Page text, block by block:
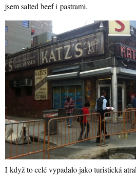
jsem salted beef i pastrami.
I když to celé vypadalo jako turistická